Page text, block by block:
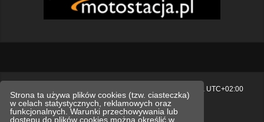
Strona ta używa plików cookies (tzw. ciasteczka)
w celach statystycznych, reklamowych oraz
funkcjonalnych. Warunki przechowywania lub
dostępu do plików cookies można określić w
UTC+02:00
Polityka prywatności.